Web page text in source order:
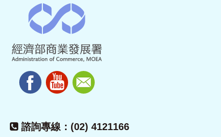
諮詢專線：(02) 4121166